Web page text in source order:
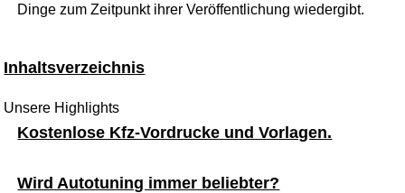
Dinge zum Zeitpunkt ihrer Veröffentlichung wiedergibt.
Inhaltsverzeichnis
Unsere Highlights
Kostenlose Kfz-Vordrucke und Vorlagen.
Wird Autotuning immer beliebter?